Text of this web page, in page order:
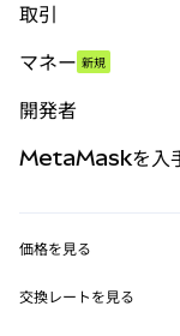
取引
パーペチュアル
RWA
マネー 新規
開発者
MetaMask
MetaMaskを入
価格を見る
イーサリアムの価格
交換レートを見る